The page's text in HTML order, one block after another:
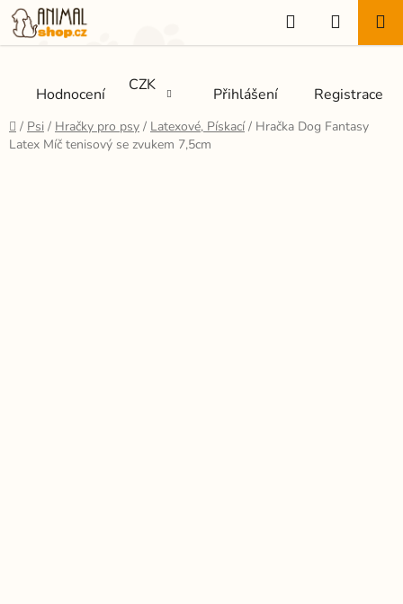
Přejít
na
obsah
Hodnocení CZK Přihlášení Registrace
Hledat
KOŠÍK
Domů
/ Psi / Hračky pro psy / Latexové, Pískací / Hračka Dog Fantasy
Latex Míč tenisový se zvukem 7,5cm